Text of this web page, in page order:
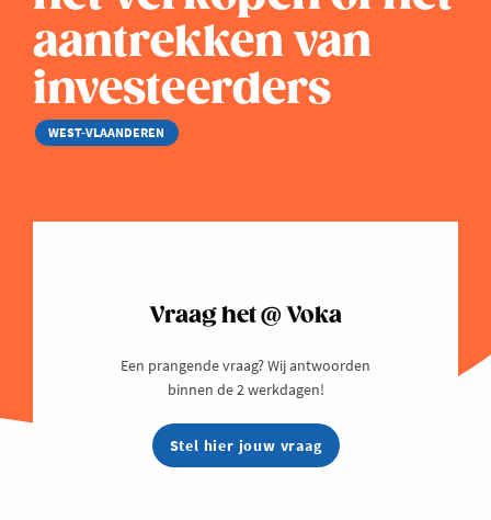
aantrekken van
investeerders
WEST-VLAANDEREN
Vraag het @ Voka
Een prangende vraag? Wij antwoorden
binnen de 2 werkdagen!
Stel hier jouw vraag